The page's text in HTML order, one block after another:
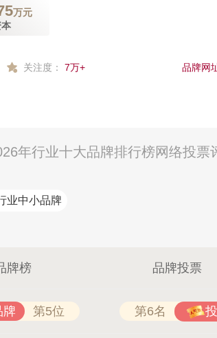
万元
关注度： 7万+ 品牌网
年行业十大品牌排行榜网络投票
业中小品牌
牌榜 品牌投票
牌 第5位 第6名